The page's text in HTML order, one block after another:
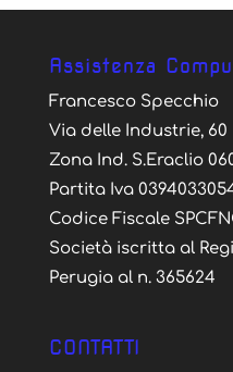
Assistenza
Francesco Specchio
Via delle Industrie, 60
Zona Ind. S.Eraclio
Partita Iva
Codice Fiscale
Società iscritta al
Perugia al n. 365624
CONTATTI